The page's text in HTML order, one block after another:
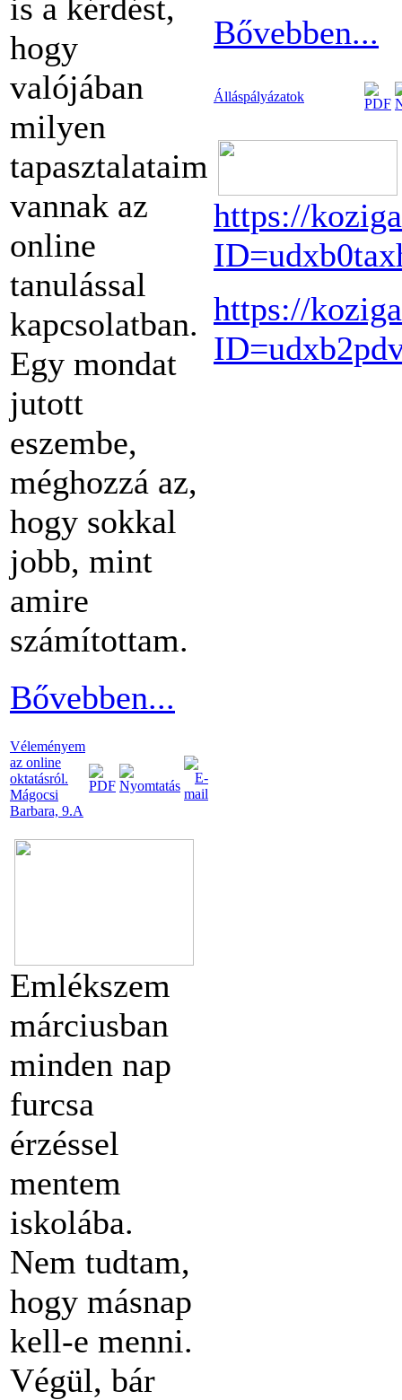
is a kérdést,
hogy
valójában
milyen
tapasztalataim
vannak az
online
tanulással
kapcsolatban.
Egy mondat
jutott
eszembe,
méghozzá az,
hogy sokkal
jobb, mint
amire
számítottam.
Bővebben...
Véleményem
az online
oktatásról.
Mágocsi
Barbara, 9.A
Emlékszem
márciusban
minden nap
furcsa
érzéssel
mentem
iskolába.
Nem tudtam,
hogy másnap
kell-e menni.
Végül, bár
Bővebben...
Álláspályázatok
https://
https://